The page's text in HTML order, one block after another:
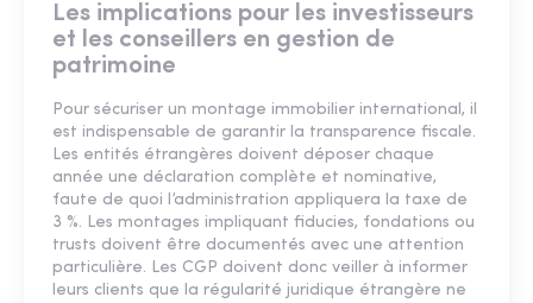
Les implications pour les investisseurs
et les conseillers en gestion de
patrimoine
Pour sécuriser un montage immobilier international, il
est indispensable de garantir la transparence fiscale.
Les entités étrangères doivent déposer chaque
année une déclaration complète et nominative,
faute de quoi l’administration appliquera la taxe de
3 %. Les montages impliquant fiducies, fondations ou
trusts doivent être documentés avec une attention
particulière. Les CGP doivent donc veiller à informer
leurs clients que la régularité juridique étrangère ne